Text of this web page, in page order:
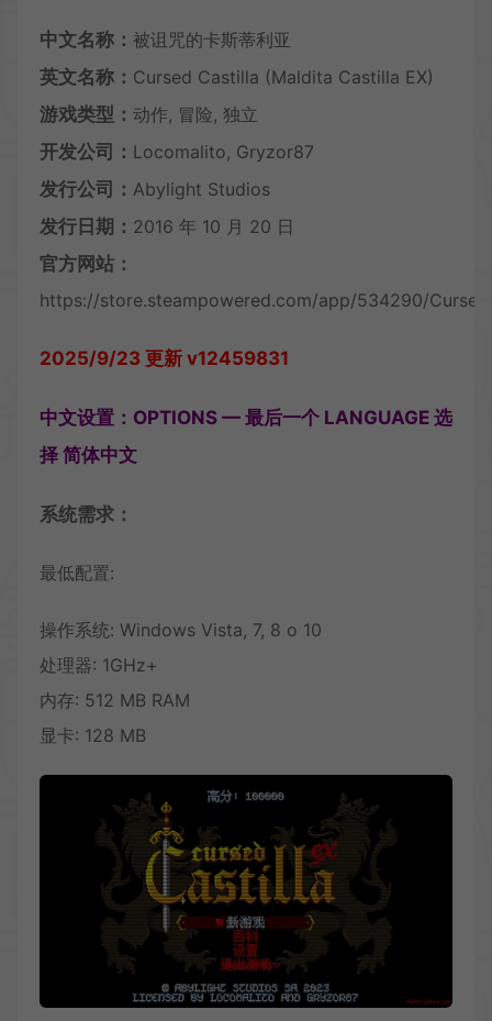
中文名称： 被诅咒的卡斯蒂利亚
英文名称： Cursed Castilla (Maldita Castilla EX)
游戏类型： 动作, 冒险, 独立
开发公司： Locomalito, Gryzor87
发行公司： Abylight Studios
发行日期： 2016 年 10 月 20 日
官方网站：
https://store.steampowered.com/app/534290/
2025/9/23 更新 v12459831
中文设置：OPTIONS — 最后一个 LANGUAGE 选
择 简体中文
系统需求：
最低配置:
操作系统: Windows Vista, 7, 8 o 10
处理器: 1GHz+
内存: 512 MB RAM
显卡: 128 MB